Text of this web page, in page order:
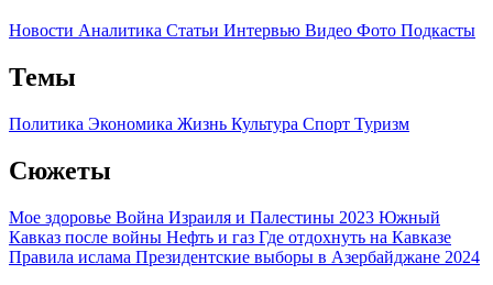
Новости Аналитика Статьи Интервью Видео Фото Подкасты
Темы
Политика Экономика Жизнь Культура Спорт Туризм
Сюжеты
Мое здоровье Война Израиля и Палестины 2023 Южный
Кавказ после войны Нефть и газ Где отдохнуть на Кавказе
Правила ислама Президентские выборы в Азербайджане 2024